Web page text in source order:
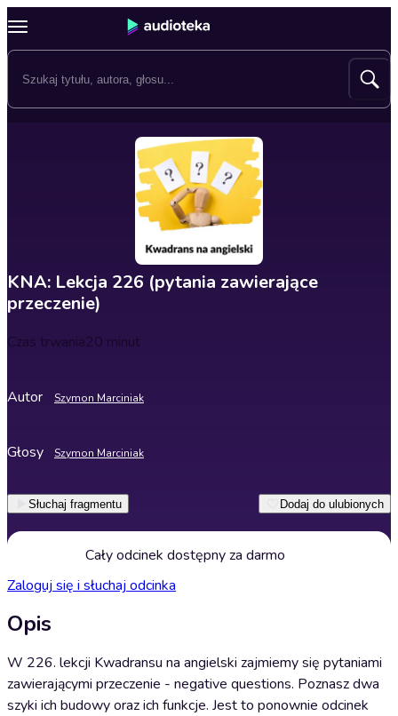
KNA: Lekcja 226 (pytania zawierające
przeczenie)
Czas trwania20 minut
Autor Szymon Marciniak
Głosy Szymon Marciniak
Słuchaj fragmentu Dodaj do ulubionych
Cały odcinek dostępny za darmo
Zaloguj się i słuchaj odcinka
Opis
W 226. lekcji Kwadransu na angielski zajmiemy się pytaniami
zawierającymi przeczenie - negative questions. Poznasz dwa
szyki ich budowy oraz ich funkcje. Jest to ponownie odcinek